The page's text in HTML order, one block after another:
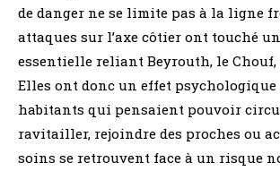
de danger ne se limite pas à la ligne
attaques sur l’axe côtier ont touché
essentielle reliant Beyrouth, le Chouf,
Elles ont donc un effet psychologique
habitants qui pensaient pouvoir
ravitailler, rejoindre des proches ou
soins se retrouvent face à un risque